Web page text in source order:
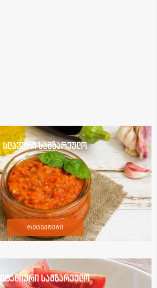
სლავური სამზარეულო
რეცეპტები
იტალიური სამზარეულო